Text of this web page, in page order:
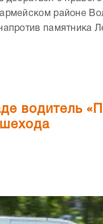
районе
памятника
водитель